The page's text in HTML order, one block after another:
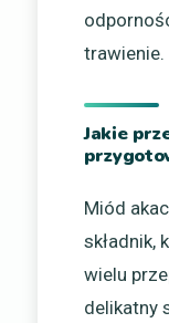
trawienie.
Jakie
Miód
składnik,
wielu
delikatny